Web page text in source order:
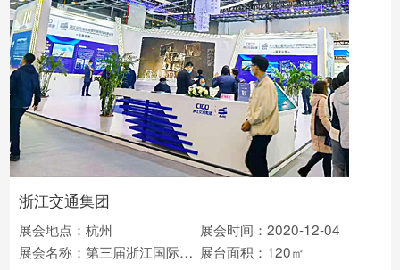
浙江交通集团
展会地点：杭州
展会时间：2020-12-04
展会名称：第三届浙江国际智慧交通产业博览会 展台面积：120㎡